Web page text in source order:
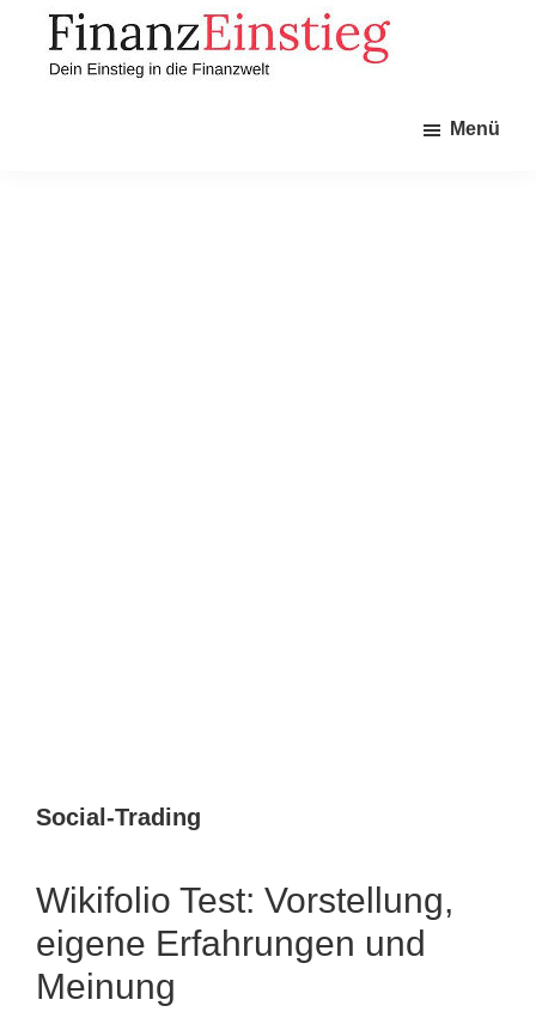
Inhalt
Seitenspalte
Menü
Social-Trading
Wikifolio Test: Vorstellung,
eigene Erfahrungen und
Meinung